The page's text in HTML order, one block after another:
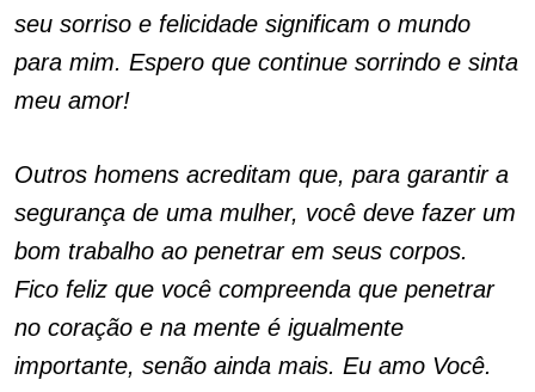
seu sorriso e felicidade significam o mundo
para mim. Espero que continue sorrindo e sinta
meu amor!
Outros homens acreditam que, para garantir a
segurança de uma mulher, você deve fazer um
bom trabalho ao penetrar em seus corpos.
Fico feliz que você compreenda que penetrar
no coração e na mente é igualmente
importante, senão ainda mais. Eu amo Você.